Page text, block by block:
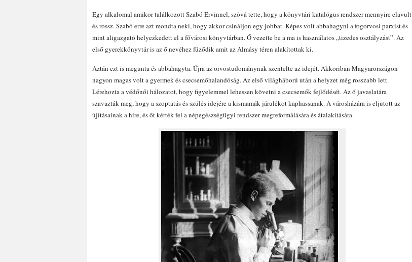
Egy alkalomal amikor találkozott Szabó Ervinnel, szóvá tette, hogy a könyvtári katalógus rendszer mennyire elavult
és rossz. Szabó erre azt mondta neki, hogy akkor csináljon egy jobbat. Képes volt abbahagyni a fogorvosi parxist és
mint aligazgató helyezkedett el a fővárosi könyvtárban. Ő vezette be a ma is használatos „tizedes osztályzást”. Az
első gyerekkönyvtár is az ő nevéhez fúződik amit az Almásy téren alakítottak ki.
Aztán ezt is megunta és abbahagyta. Újra az orvostudománynak szentelte az idejét. Akkoriban Magyarországon
nagyon magas volt a gyermek és csecsemőhalandóság. Az első világháború után a helyzet még rosszabb lett.
Lérehozta a védőnői hálozatot, hogy figyelemmel lehessen követni a csecsemők fejlődését. Az ő javaslatára
szavazták meg, hogy a szoptatás és szülés idejére a kismamák járulékot kaphassanak. A városházára is eljutott az
újításainak a híre, és őt kérték fel a népegészségügyi rendszer megreformálására és átalakítására.